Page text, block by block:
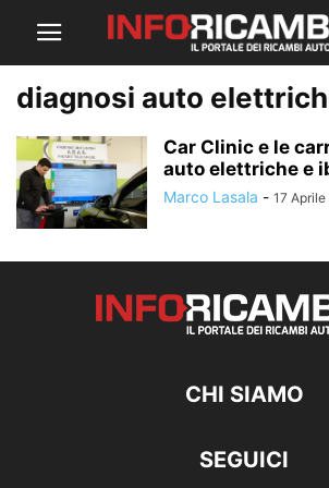
diagnosi auto
Car Clinic e le
auto elettriche e
Marco Lasala - 17
CHI SIAMO
SEGUICI